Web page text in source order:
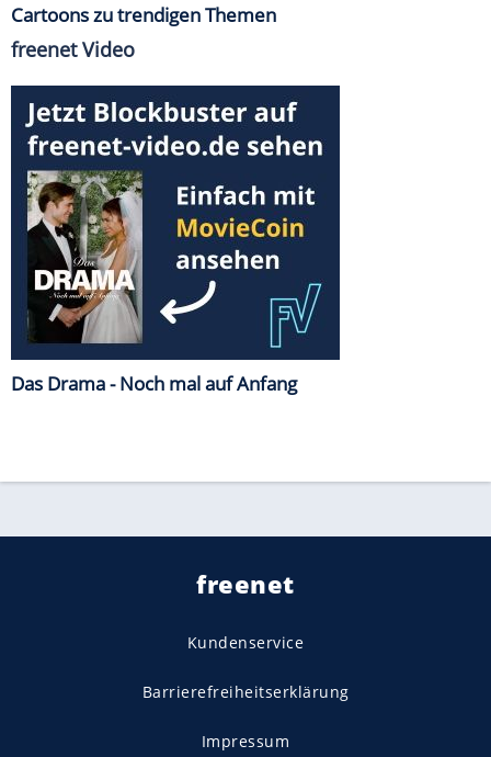
Cartoons zu trendigen Themen
freenet Video
Das Drama - Noch mal auf Anfang
freenet
Kundenservice
Barrierefreiheitserklärung
Impressum